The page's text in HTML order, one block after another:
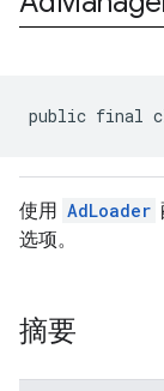
public final
使用 AdLoader
选项。
摘要